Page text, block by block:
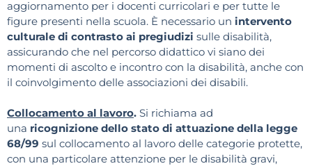
aggiornamento per i docenti curricolari e per tutte le
figure presenti nella scuola. È necessario un intervento
culturale di contrasto ai pregiudizi sulle disabilità,
assicurando che nel percorso didattico vi siano dei
momenti di ascolto e incontro con la disabilità, anche con
il coinvolgimento delle associazioni dei disabili.
Collocamento al lavoro. Si richiama ad
una ricognizione dello stato di attuazione della legge
68/99 sul collocamento al lavoro delle categorie protette,
con una particolare attenzione per le disabilità gravi,